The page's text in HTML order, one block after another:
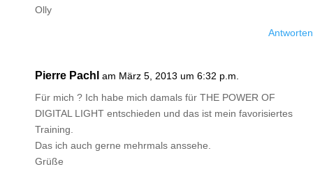
Olly
Antworten
Pierre Pachl am März 5, 2013 um 6:32 p.m.
Für mich ? Ich habe mich damals für THE POWER OF
DIGITAL LIGHT entschieden und das ist mein favorisiertes
Training.
Das ich auch gerne mehrmals anssehe.
Grüße